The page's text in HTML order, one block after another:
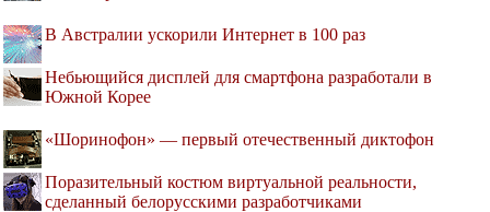
В Австралии ускорили Интернет в 100 раз
Небьющийся дисплей для смартфона разработали в
Южной Корее
«Шоринофон» — первый отечественный диктофон
Поразительный костюм виртуальной реальности,
сделанный белорусскими разработчиками